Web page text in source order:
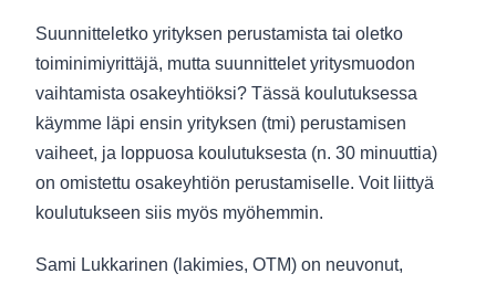
Suunnitteletko yrityksen perustamista tai oletko
toiminimiyrittäjä, mutta suunnittelet yritysmuodon
vaihtamista osakeyhtiöksi? Tässä koulutuksessa
käymme läpi ensin yrityksen (tmi) perustamisen
vaiheet, ja loppuosa koulutuksesta (n. 30 minuuttia)
on omistettu osakeyhtiön perustamiselle. Voit liittyä
koulutukseen siis myös myöhemmin.
Sami Lukkarinen (lakimies, OTM) on neuvonut,